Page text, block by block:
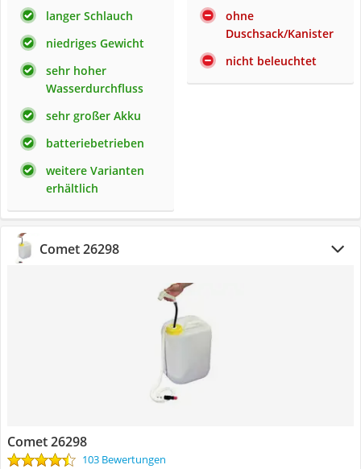
langer Schlauch
niedriges Gewicht
sehr hoher
Wasserdurchfluss
sehr großer Akku
batteriebetrieben
weitere Varianten
erhältlich
ohne
Duschsack/Kanister
nicht beleuchtet
Comet 26298
Comet 26298
103 Bewertungen